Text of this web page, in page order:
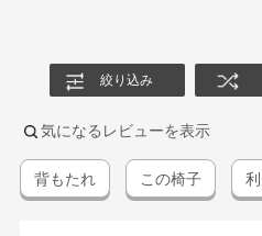
絞り込み
気になるレビューを表示
背もたれ この椅子